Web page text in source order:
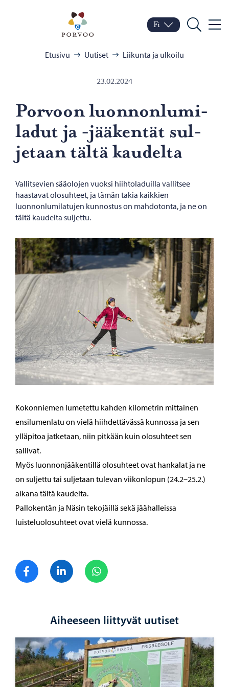
Porvoo – Siirry
Vaihda kieltä
Nykyinen kieli: Suomi
Fi
Hae
Etusivu Uutiset Liikunta ja ulkoilu
23.02.2024
Por­voon luon­non­lu­mi­
la­dut ja -​jääkentät sul­
je­taan tältä kau­del­ta
Vallitsevien sääolojen vuoksi hiihtoladuilla vallitsee
haastavat olosuhteet, ja tämän takia kaikkien
luonnonlumilatujen kunnostus on mahdotonta, ja ne on
tältä kaudelta suljettu.
Kokonniemen lumetettu kahden kilometrin mittainen
ensilumenlatu on vielä hiihdettävässä kunnossa ja sen
ylläpitoa jatketaan, niin pitkään kuin olosuhteet sen
sallivat.
Myös luonnonjääkentillä olosuhteet ovat hankalat ja ne
on suljettu tai suljetaan tulevan viikonlopun (24.2–25.2.)
aikana tältä kaudelta.
Pallokentän ja Näsin tekojäillä sekä jäähalleissa
luisteluolosuhteet ovat vielä kunnossa.
Jaa FacebookJaa LinkedIn
Aiheeseen liittyvät uutiset